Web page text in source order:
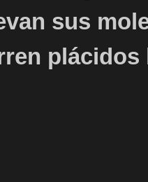
sus
plácidos